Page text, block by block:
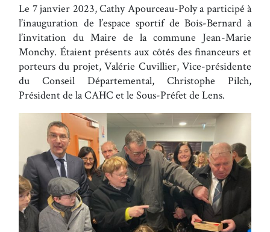
Le 7 janvier 2023, Cathy Apourceau-Poly a participé à
l’inauguration de l’espace sportif de Bois-Bernard à
l’invitation du Maire de la commune Jean-Marie
Monchy. Étaient présents aux côtés des financeurs et
porteurs du projet, Valérie Cuvillier, Vice-présidente
du Conseil Départemental, Christophe Pilch,
Président de la CAHC et le Sous-Préfet de Lens.